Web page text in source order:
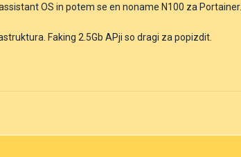
OS in potem se en noname N100 za Portainer.
Faking 2.5Gb APji so dragi za popizdit.